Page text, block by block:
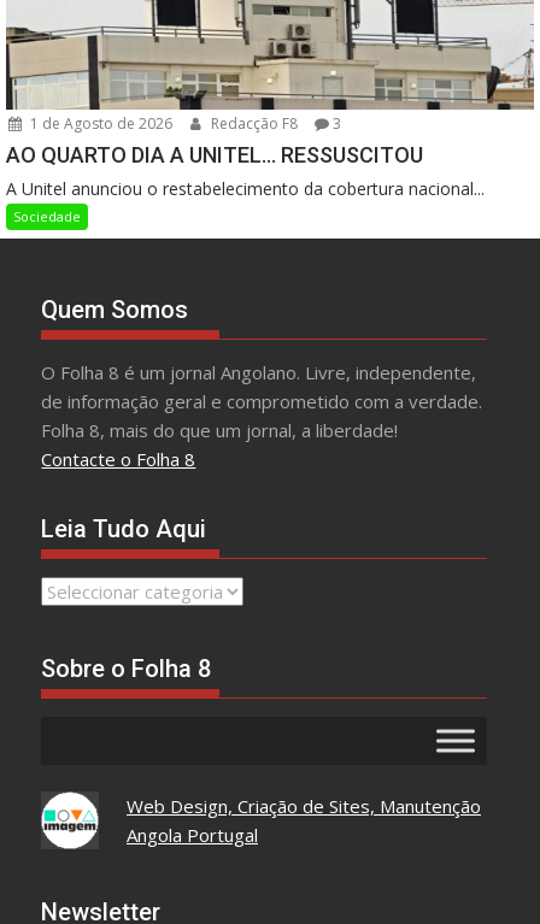
1 de Agosto de 2026 Redacção F8 3
AO QUARTO DIA A UNITEL… RESSUSCITOU
A Unitel anunciou o restabelecimento da cobertura nacional...
Sociedade
Quem Somos
O Folha 8 é um jornal Angolano. Livre, independente,
de informação geral e comprometido com a verdade.
Folha 8, mais do que um jornal, a liberdade!
Contacte o Folha 8
Leia Tudo Aqui
Leia
Sobre o Folha 8
Web Design, Criação de Sites, Manutenção
Angola Portugal
Newsletter